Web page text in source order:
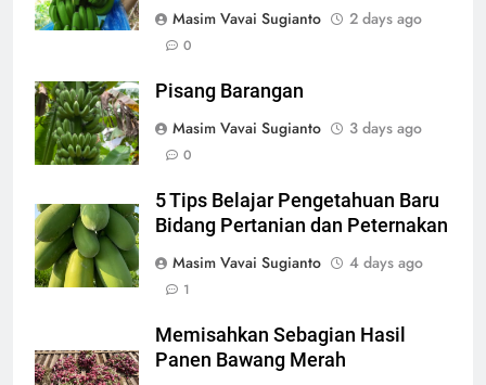
Masim Vavai Sugianto
2 days ago
0
Pisang Barangan
Masim Vavai Sugianto
3 days ago
0
5 Tips Belajar Pengetahuan Baru
Bidang Pertanian dan Peternakan
Masim Vavai Sugianto
4 days ago
1
Memisahkan Sebagian Hasil
Panen Bawang Merah